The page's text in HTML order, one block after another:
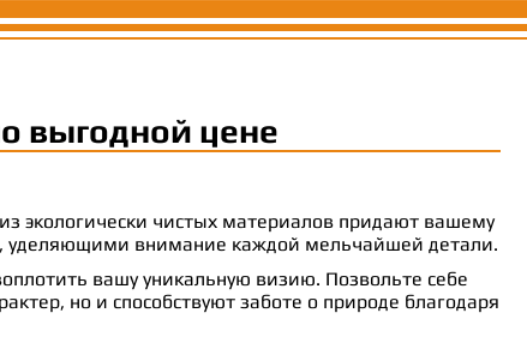
выгодной цене
экологически чистых материалов придают вашему
уделяющими внимание каждой мельчайшей детали.
вашу уникальную визию. Позвольте себе
но и способствуют заботе о природе благодаря